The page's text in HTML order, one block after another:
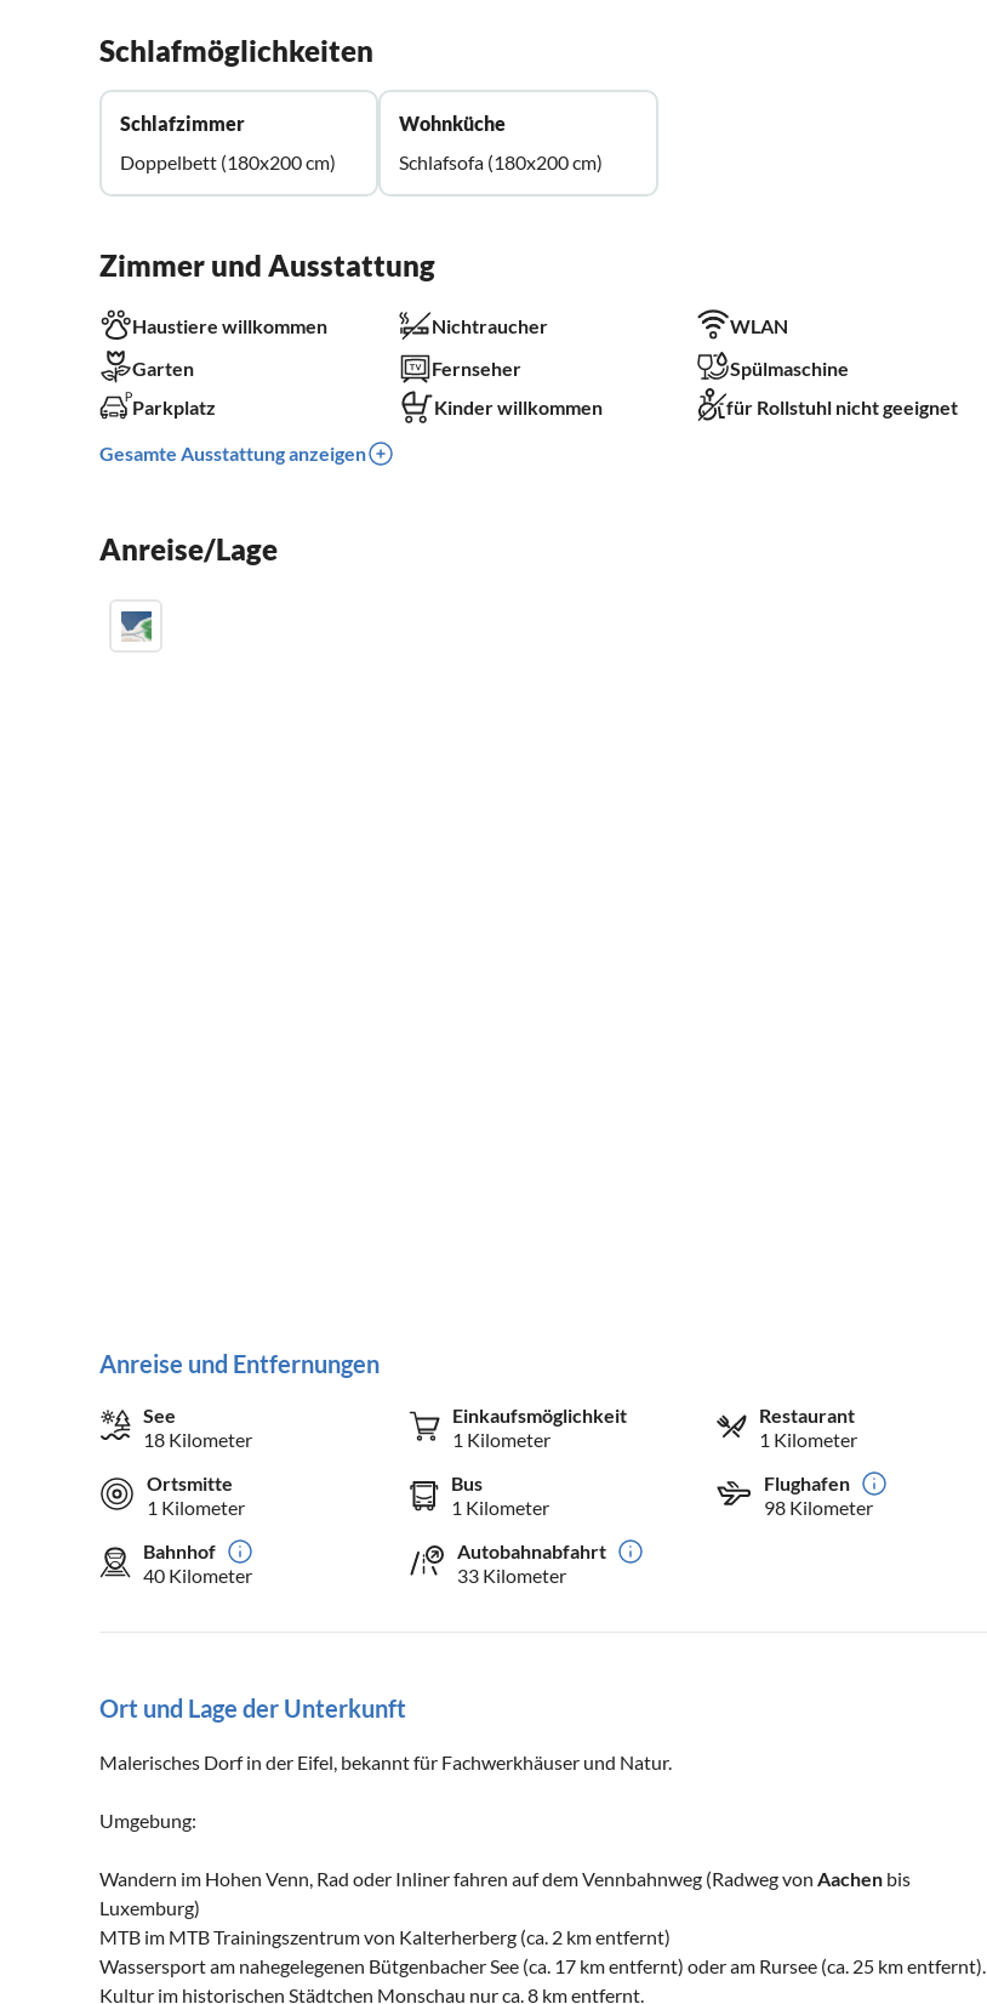
Schlafmöglichkeiten
Schlafzimmer
Doppelbett (180x200 cm)
Wohnküche
Schlafsofa (180x200 cm)
Zimmer und Ausstattung
Haustiere willkommen Nichtraucher
WLAN
Garten
Fernseher
Spülmaschine
Parkplatz
Kinder willkommen
für Rollstuhl nicht geeignet
Gesamte Ausstattung anzeigen
Anreise/Lage
Anreise und Entfernungen
See
18 Kilometer
Einkaufsmöglichkeit
1 Kilometer
Restaurant
1 Kilometer
Ortsmitte
1 Kilometer
Bus
1 Kilometer
Flughafen
98 Kilometer
Bahnhof
40 Kilometer
Autobahnabfahrt
33 Kilometer
Ort und Lage der Unterkunft
Malerisches Dorf in der Eifel, bekannt für Fachwerkhäuser und Natur.
Umgebung:
Wandern im Hohen Venn, Rad oder Inliner fahren auf dem Vennbahnweg (Radweg von Aachen bis
Luxemburg)
MTB im MTB Trainingszentrum von Kalterherberg (ca. 2 km entfernt)
Wassersport am nahegelegenen Bütgenbacher See (ca. 17 km entfernt) oder am Rursee (ca. 25 km entfernt).
Kultur im historischen Städtchen Monschau nur ca. 8 km entfernt.